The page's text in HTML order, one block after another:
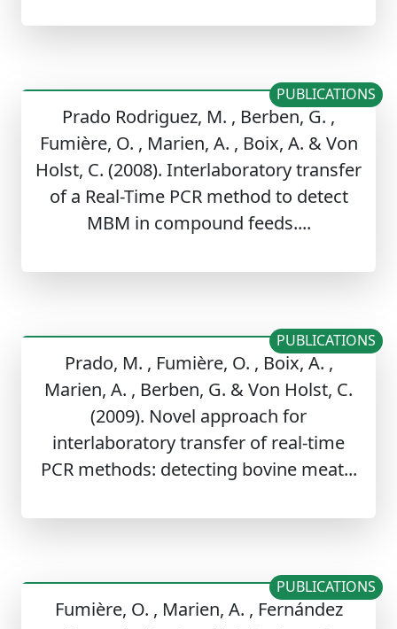
Prado Rodriguez, M. , Berben, G. ,
Fumière, O. , Marien, A. , Boix, A. & Von
Holst, C. (2008). Interlaboratory transfer
of a Real-Time PCR method to detect
MBM in compound feeds....
PUBLICATIONS
Prado, M. , Fumière, O. , Boix, A. ,
Marien, A. , Berben, G. & Von Holst, C.
(2009). Novel approach for
interlaboratory transfer of real-time
PCR methods: detecting bovine meat...
PUBLICATIONS
Fumière, O. , Marien, A. , Fernández
PUBLICATIONS